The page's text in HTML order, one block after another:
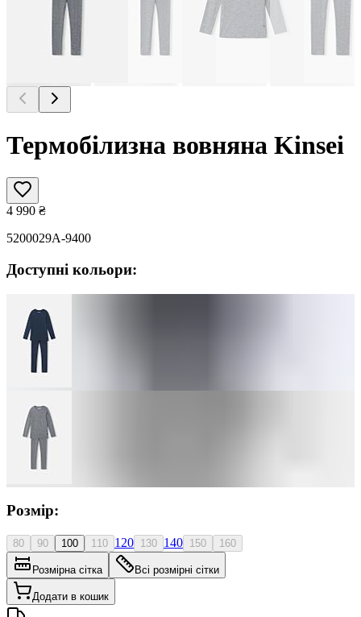
Термобілизна вовняна Kinsei
4 990 ₴
5200029A-9400
Доступні кольори:
Розмір:
80 90 100 110 120 130 140 150 160
Розмірна сітка Всі розмірні сітки
Додати в кошик